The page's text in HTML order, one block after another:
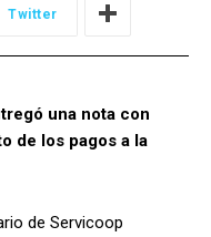
Twitter
una nota con
de los pagos a la
de Servicoop